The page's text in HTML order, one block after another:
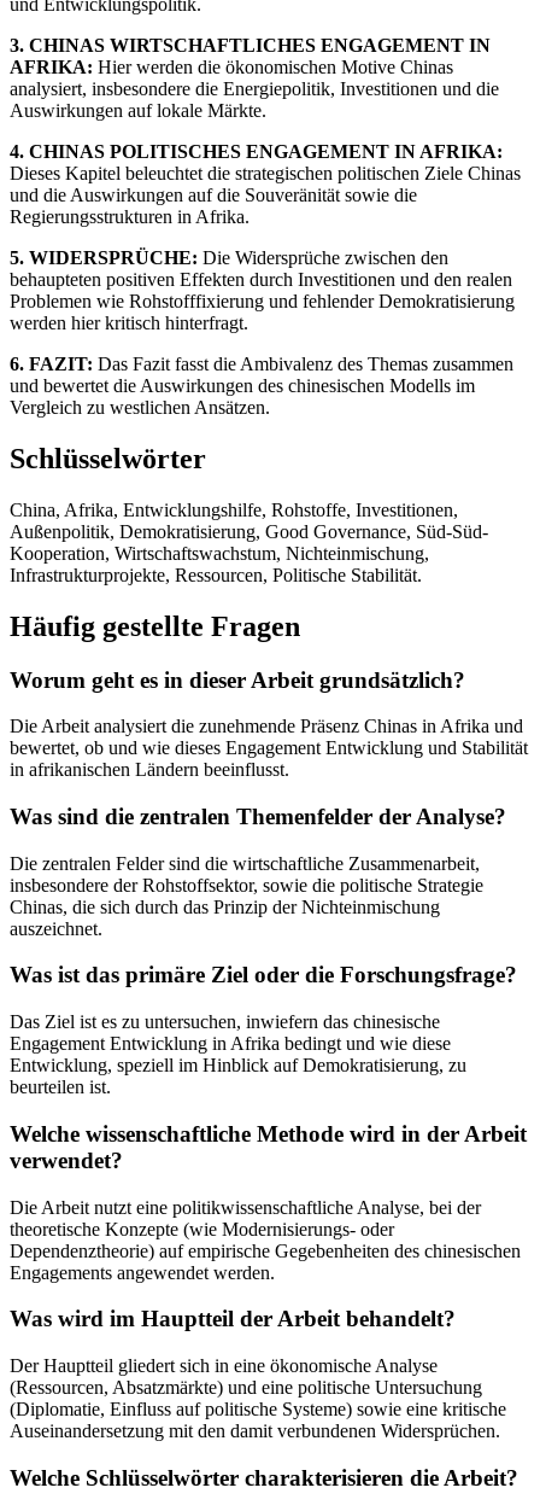
und Entwicklungspolitik.
3. CHINAS WIRTSCHAFTLICHES ENGAGEMENT IN
AFRIKA: Hier werden die ökonomischen Motive Chinas
analysiert, insbesondere die Energiepolitik, Investitionen und die
Auswirkungen auf lokale Märkte.
4. CHINAS POLITISCHES ENGAGEMENT IN AFRIKA:
Dieses Kapitel beleuchtet die strategischen politischen Ziele Chinas
und die Auswirkungen auf die Souveränität sowie die
Regierungsstrukturen in Afrika.
5. WIDERSPRÜCHE: Die Widersprüche zwischen den
behaupteten positiven Effekten durch Investitionen und den realen
Problemen wie Rohstofffixierung und fehlender Demokratisierung
werden hier kritisch hinterfragt.
6. FAZIT: Das Fazit fasst die Ambivalenz des Themas zusammen
und bewertet die Auswirkungen des chinesischen Modells im
Vergleich zu westlichen Ansätzen.
Schlüsselwörter
China, Afrika, Entwicklungshilfe, Rohstoffe, Investitionen,
Außenpolitik, Demokratisierung, Good Governance, Süd-Süd-
Kooperation, Wirtschaftswachstum, Nichteinmischung,
Infrastrukturprojekte, Ressourcen, Politische Stabilität.
Häufig gestellte Fragen
Worum geht es in dieser Arbeit grundsätzlich?
Die Arbeit analysiert die zunehmende Präsenz Chinas in Afrika und
bewertet, ob und wie dieses Engagement Entwicklung und Stabilität
in afrikanischen Ländern beeinflusst.
Was sind die zentralen Themenfelder der Analyse?
Die zentralen Felder sind die wirtschaftliche Zusammenarbeit,
insbesondere der Rohstoffsektor, sowie die politische Strategie
Chinas, die sich durch das Prinzip der Nichteinmischung
auszeichnet.
Was ist das primäre Ziel oder die Forschungsfrage?
Das Ziel ist es zu untersuchen, inwiefern das chinesische
Engagement Entwicklung in Afrika bedingt und wie diese
Entwicklung, speziell im Hinblick auf Demokratisierung, zu
beurteilen ist.
Welche wissenschaftliche Methode wird in der Arbeit
verwendet?
Die Arbeit nutzt eine politikwissenschaftliche Analyse, bei der
theoretische Konzepte (wie Modernisierungs- oder
Dependenztheorie) auf empirische Gegebenheiten des chinesischen
Engagements angewendet werden.
Was wird im Hauptteil der Arbeit behandelt?
Der Hauptteil gliedert sich in eine ökonomische Analyse
(Ressourcen, Absatzmärkte) und eine politische Untersuchung
(Diplomatie, Einfluss auf politische Systeme) sowie eine kritische
Auseinandersetzung mit den damit verbundenen Widersprüchen.
Welche Schlüsselwörter charakterisieren die Arbeit?